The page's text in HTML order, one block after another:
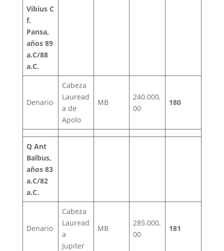
Vibius C
f.
Pansa,
años 89
a.C/88
a.C.
Denario
Cabeza
Lauread
a de
Apolo
MB
240.000,
00
180
Q Ant
Balbus,
años 83
a.C/82
a.C.
Denario
Cabeza
Lauread
a
Jupiter
MB
285.000,
00
181